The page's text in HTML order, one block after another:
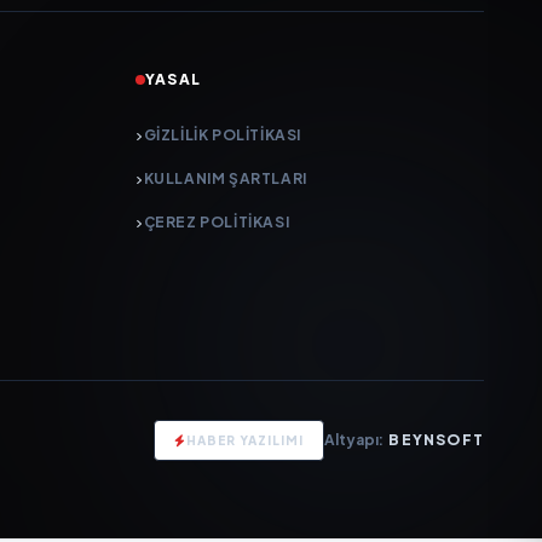
YASAL
GIZLILIK POLITIKASI
KULLANIM ŞARTLARI
ÇEREZ POLITIKASI
HABER YAZILIMI Altyapı: BEYNSOFT